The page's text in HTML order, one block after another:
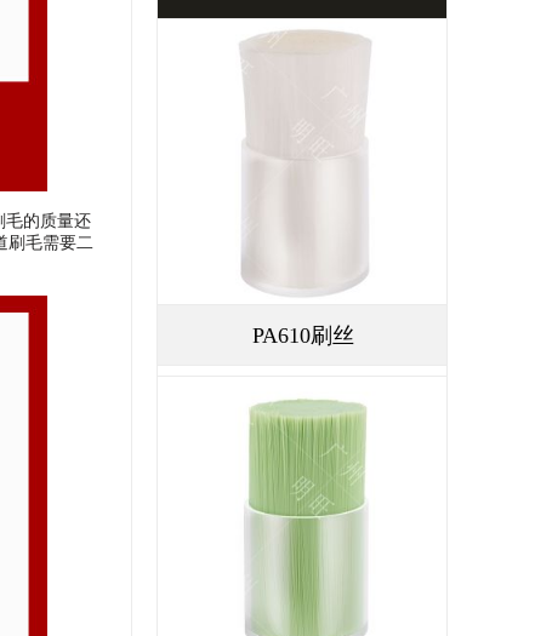
毛的质量还
刷毛需要二
PA610刷丝